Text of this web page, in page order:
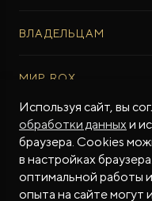
Авто в наличии
Тест-драйв
Специальные
ФИНАНСЫ И УСЛУГИ
Финансовые программы
Рассчитать кредит
Трейд-ин
ВЛАДЕЛЬЦАМ
Регламент ТО
Программное
ПОДДЕРЖКА
Гарантия производителя
Контракт гарантийной
МИР ROX
О БРЕНДЕ
Бренд ROX
Дизайн Pininfarina
СМИ о нас
МЫ В СОЦСЕТЯХ
Используя сайт, вы
обработки данныхи
браузера. Cookies
в настройках
оптимальной работы
опыта на сайте могут